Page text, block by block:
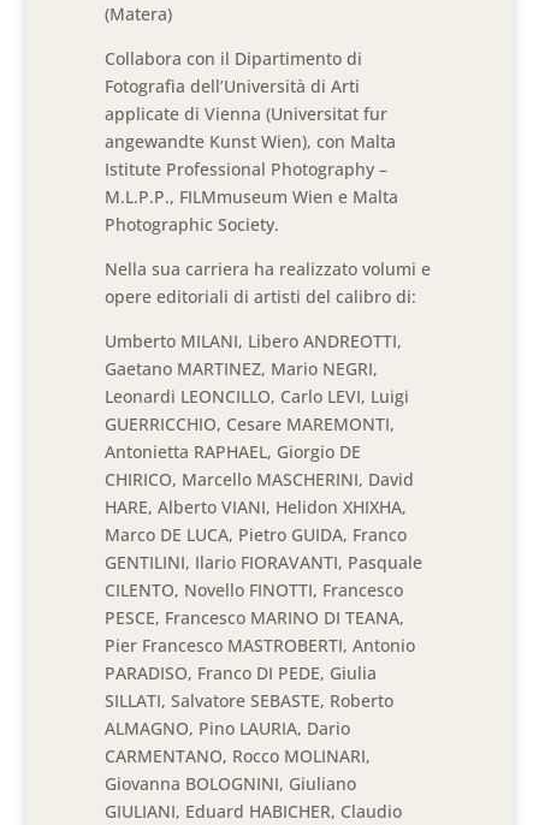
(Matera)
Collabora con il Dipartimento di
Fotografia dell’Università di Arti
applicate di Vienna (Universitat fur
angewandte Kunst Wien), con Malta
Istitute Professional Photography –
M.L.P.P., FILMmuseum Wien e Malta
Photographic Society.
Nella sua carriera ha realizzato volumi e
opere editoriali di artisti del calibro di:
Umberto MILANI, Libero ANDREOTTI,
Gaetano MARTINEZ, Mario NEGRI,
Leonardi LEONCILLO, Carlo LEVI, Luigi
GUERRICCHIO, Cesare MAREMONTI,
Antonietta RAPHAEL, Giorgio DE
CHIRICO, Marcello MASCHERINI, David
HARE, Alberto VIANI, Helidon XHIXHA,
Marco DE LUCA, Pietro GUIDA, Franco
GENTILINI, Ilario FIORAVANTI, Pasquale
CILENTO, Novello FINOTTI, Francesco
PESCE, Francesco MARINO DI TEANA,
Pier Francesco MASTROBERTI, Antonio
PARADISO, Franco DI PEDE, Giulia
SILLATI, Salvatore SEBASTE, Roberto
ALMAGNO, Pino LAURIA, Dario
CARMENTANO, Rocco MOLINARI,
Giovanna BOLOGNINI, Giuliano
GIULIANI, Eduard HABICHER, Claudio